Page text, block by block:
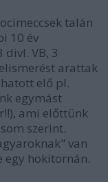
talán
10 év
VB, 3
arattak
elő pl.
egymást
ami előttünk
szerint.
van
egy hokitornán.